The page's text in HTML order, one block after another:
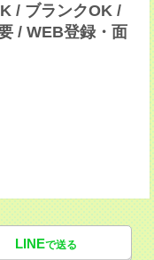
/ ブランクOK /
/ WEB登録・面
LINEで送る